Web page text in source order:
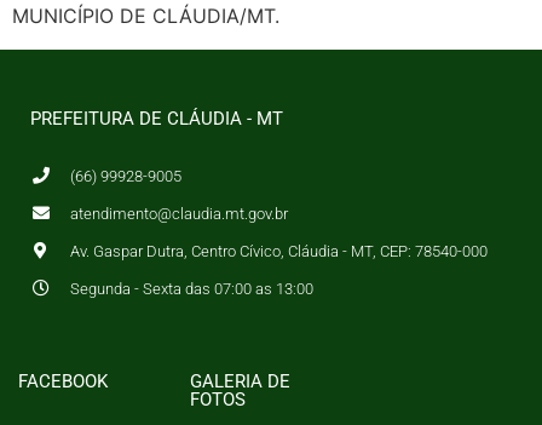
MUNICÍPIO DE CLÁUDIA/MT.
PREFEITURA DE CLÁUDIA - MT
(66) 99928-9005
atendimento@claudia.mt.gov.br
Av. Gaspar Dutra, Centro Cívico, Cláudia - MT, CEP: 78540-000
Segunda - Sexta das 07:00 as 13:00
FACEBOOK
GALERIA DE
FOTOS